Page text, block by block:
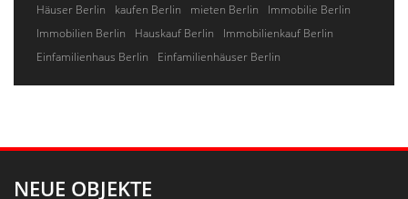
Häuser Berlin
kaufen Berlin mieten Berlin
Immobilie Berlin
Immobilien Berlin
Hauskauf Berlin
Immobilienkauf Berlin
Einfamilienhaus Berlin
Einfamilienhäuser Berlin
NEUE OBJEKTE